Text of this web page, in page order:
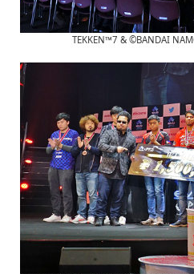
TEKKEN™7 & ©BANDAI